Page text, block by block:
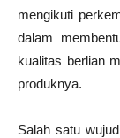
mengikuti
dalam
kualitas berlian
produknya.
Salah satu